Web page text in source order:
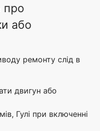
про
або
ремонту слід в
двигун або
Гулі при включенні